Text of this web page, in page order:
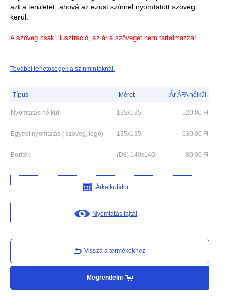
azt a területet, ahová az ezüst színnel nyomtatott szöveg
kerül.
A szöveg csak illusztráció, az ár a szöveget nem tartalmazza!
További lehetőségek a színmintáknál.
Típus Méret Ár ÁFA nélkül
Nyomtatás nélkül 135x135 520,00 Ft
Egyedi nyomtatás ( szöveg, logó) 135x135 630,00 Ft
Boríték (D8) 140x140 80,00 Ft
Árkalkulátor
Nyomtatás fajtái
Vissza a termékekhez
Megrendelni